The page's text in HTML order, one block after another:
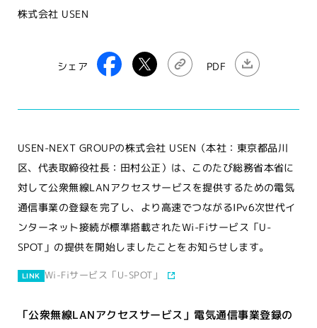
株式会社 USEN
シェア PDF
USEN-NEXT GROUPの株式会社 USEN（本社：東京都品川
区、代表取締役社長：田村公正）は、このたび総務省本省に
対して公衆無線LANアクセスサービスを提供するための電気
通信事業の登録を完了し、より高速でつながるIPv6次世代イ
ンターネット接続が標準搭載されたWi-Fiサービス「U-
SPOT」の提供を開始しましたことをお知らせします。
LINK Wi-Fiサービス「U-SPOT」
「公衆無線LANアクセスサービス」電気通信事業登録の